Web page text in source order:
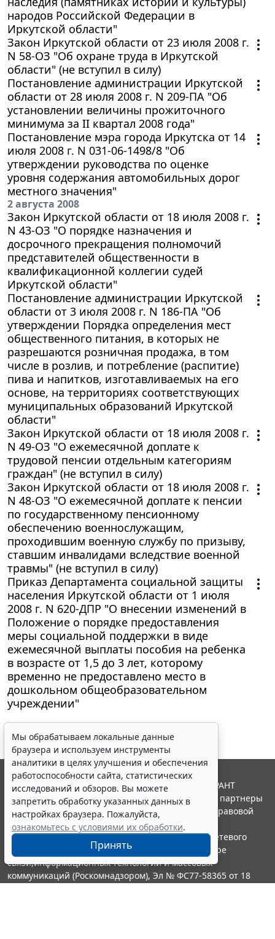
народов Российской Федерации в
Иркутской области"
Закон Иркутской области от 23 июля 2008 г.
N 58-ОЗ "Об охране труда в Иркутской
области" (не вступил в силу)
Постановление администрации Иркутской
области от 28 июля 2008 г. N 209-ПА "Об
установлении величины прожиточного
минимума за II квартал 2008 года"
Постановление мэра города Иркутска от 14
июля 2008 г. N 031-06-1498/8 "Об
утверждении руководства по оценке
уровня содержания автомобильных дорог
местного значения"
2 августа 2008
Закон Иркутской области от 18 июля 2008 г.
N 43-ОЗ "О порядке назначения и
досрочного прекращения полномочий
представителей общественности в
квалификационной коллегии судей
Иркутской области"
Постановление администрации Иркутской
области от 3 июля 2008 г. N 186-ПА "Об
утверждении Порядка определения мест
общественного питания, в которых не
разрешаются розничная продажа, в том
числе в розлив, и потребление (распитие)
пива и напитков, изготавливаемых на его
основе, на территориях соответствующих
муниципальных образований Иркутской
области"
Закон Иркутской области от 18 июля 2008 г.
N 49-ОЗ "О ежемесячной доплате к
трудовой пенсии отдельным категориям
граждан" (не вступил в силу)
Закон Иркутской области от 18 июля 2008 г.
N 48-ОЗ "О ежемесячной доплате к пенсии
по государственному пенсионному
обеспечению военнослужащим,
проходившим военную службу по призыву,
ставшим инвалидами вследствие военной
травмы" (не вступил в силу)
Приказ Департамента социальной защиты
населения Иркутской области от 1 июля
2008 г. N 620-ДПР "О внесении изменений в
Положение о порядке предоставления
меры социальной поддержки в виде
ежемесячной выплаты пособия на ребенка
в возрасте от 1,5 до 3 лет, которому
временно не предоставлено место в
дошкольном общеобразовательном
учреждении"
Мы обрабатываем локальные данные
браузера и используем инструменты
аналитики в целях улучшения и обеспечения
работоспособности сайта, статистических
исследований и обзоров. Вы можете
запретить обработку указанных данных в
настройках браузера. Пожалуйста,
ознакомьтесь с условиями их обработки.
Принять
© ООО "НПП "ГАРАНТ-СЕРВИС", 2026. Система ГАРАНТ
выпускается с 1990 года. Компания "Гарант" и ее партнеры
являются участниками Российской ассоциации правовой
информации ГАРАНТ.
Портал ГАРАНТ.РУ зарегистрирован в качестве сетевого
издания Федеральной службой по надзору в сфере
связи,информационных технологий и массовых
коммуникаций (Роскомнадзором), Эл № ФС77-58365 от 18